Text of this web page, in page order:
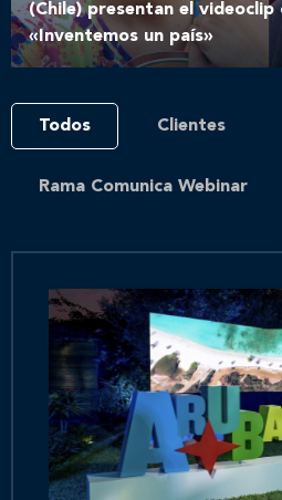
(Chile) presentan el videoclip
«Inventemos un país»
Todos Clientes
Rama Comunica Webinar